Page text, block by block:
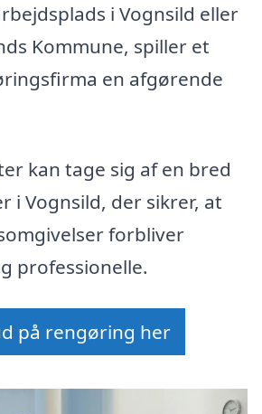
i Vognsild eller
Kommune, spiller et
en afgørende
kan tage sig af en bred
i Vognsild, der sikrer, at
forbliver
professionelle.
på rengøring her